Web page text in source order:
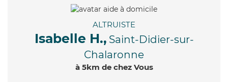
ALTRUISTE
Isabelle H., Saint-Didier-sur-
Chalaronne
à 5km de chez Vous